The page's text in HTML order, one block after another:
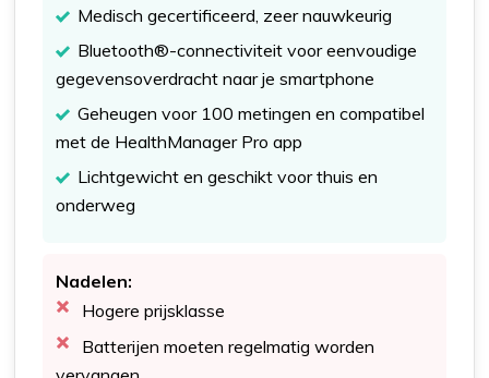
Medisch gecertificeerd, zeer nauwkeurig
Bluetooth®-connectiviteit voor eenvoudige
gegevensoverdracht naar je smartphone
Geheugen voor 100 metingen en compatibel
met de HealthManager Pro app
Lichtgewicht en geschikt voor thuis en
onderweg
Nadelen:
Hogere prijsklasse
Batterijen moeten regelmatig worden